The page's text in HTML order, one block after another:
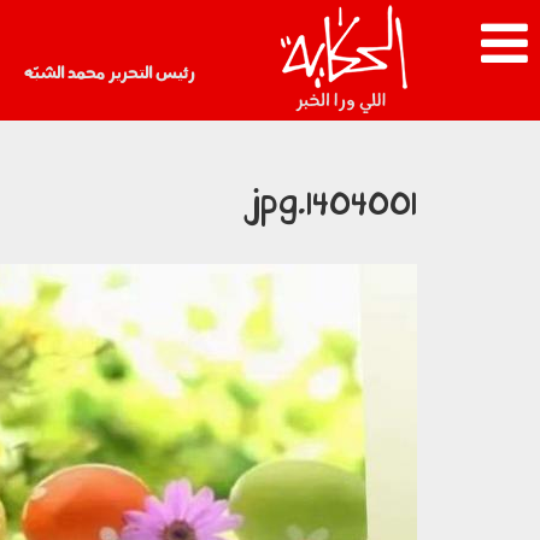
رئيس التحرير محمد الشبّه
1404001.jpg